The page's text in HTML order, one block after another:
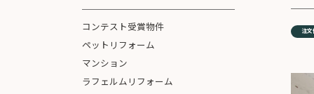
注文
コンテスト受賞物件
ペットリフォーム
マンション
ラフェルムリフォーム